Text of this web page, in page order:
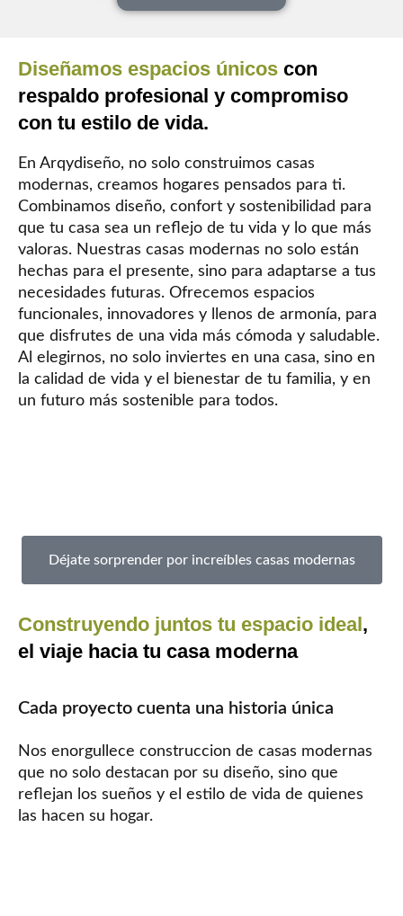
Diseñamos espacios únicos con
respaldo profesional y compromiso
con tu estilo de vida.
En Arqydiseño, no solo construimos casas
modernas, creamos hogares pensados para ti.
Combinamos diseño, confort y sostenibilidad para
que tu casa sea un reflejo de tu vida y lo que más
valoras. Nuestras casas modernas no solo están
hechas para el presente, sino para adaptarse a tus
necesidades futuras. Ofrecemos espacios
funcionales, innovadores y llenos de armonía, para
que disfrutes de una vida más cómoda y saludable.
Al elegirnos, no solo inviertes en una casa, sino en
la calidad de vida y el bienestar de tu familia, y en
un futuro más sostenible para todos.
Déjate sorprender por increíbles casas modernas
Construyendo juntos tu espacio ideal,
el viaje hacia tu casa moderna
Cada proyecto cuenta una historia única
Nos enorgullece construccion de casas modernas
que no solo destacan por su diseño, sino que
reflejan los sueños y el estilo de vida de quienes
las hacen su hogar.